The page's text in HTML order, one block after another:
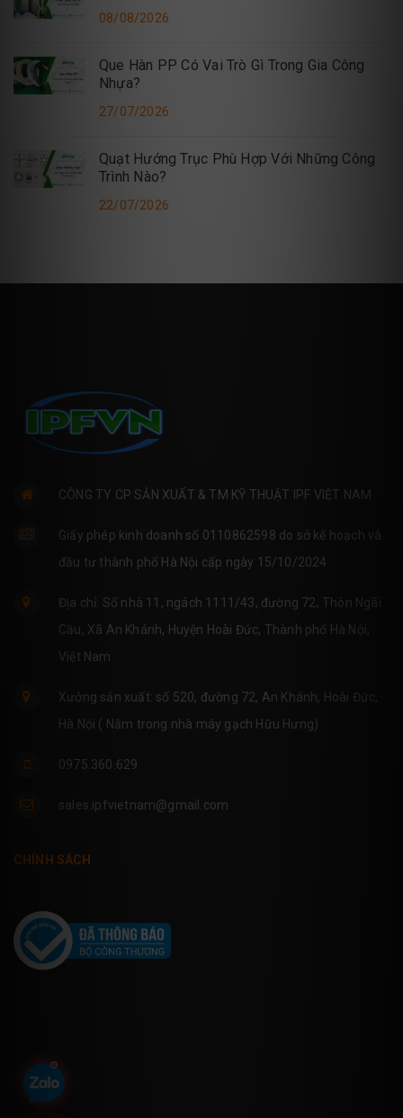
08/08/2026
Que Hàn PP Có Vai Trò Gì Trong Gia Công
Nhựa?
27/07/2026
Quạt Hướng Trục Phù Hợp Với Những Công
Trình Nào?
22/07/2026
CÔNG TY CP SẢN XUẤT & TM KỸ THUẬT IPF VIỆT NAM
Giấy phép kinh doanh số 0110862598 do sở kế hoạch và
đầu tư thành phố Hà Nội cấp ngày 15/10/2024
Địa chỉ: Số nhà 11, ngách 1111/43, đường 72, Thôn Ngãi
Cầu, Xã An Khánh, Huyện Hoài Đức, Thành phố Hà Nội,
Việt Nam
Xưởng sản xuất: số 520, đường 72, An Khánh, Hoài Đức,
Hà Nội ( Nằm trong nhà máy gạch Hữu Hưng)
0975.360.629
sales.ipfvietnam@gmail.com
CHÍNH SÁCH